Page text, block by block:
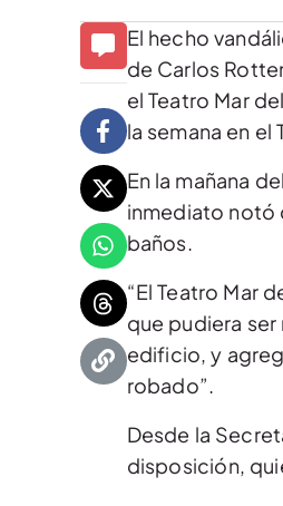
El hecho
de Carlos
el Teatro Mar
la semana en el
En la mañana
inmediato notó
baños.
“El Teatro Mar
que pudiera
edificio, y
robado”.
Desde la
disposición,